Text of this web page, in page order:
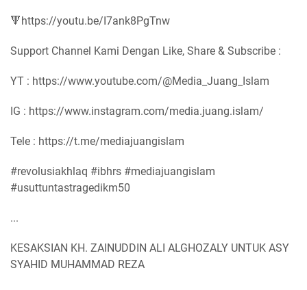
🔻https://youtu.be/I7ank8PgTnw
Support Channel Kami Dengan Like, Share & Subscribe :
YT : https://www.youtube.com/@Media_Juang_Islam
IG : https://www.instagram.com/media.juang.islam/
Tele : https://t.me/mediajuangislam
#revolusiakhlaq #ibhrs #mediajuangislam
#usuttuntastragedikm50
...
KESAKSIAN KH. ZAINUDDIN ALI ALGHOZALY UNTUK ASY
SYAHID MUHAMMAD REZA